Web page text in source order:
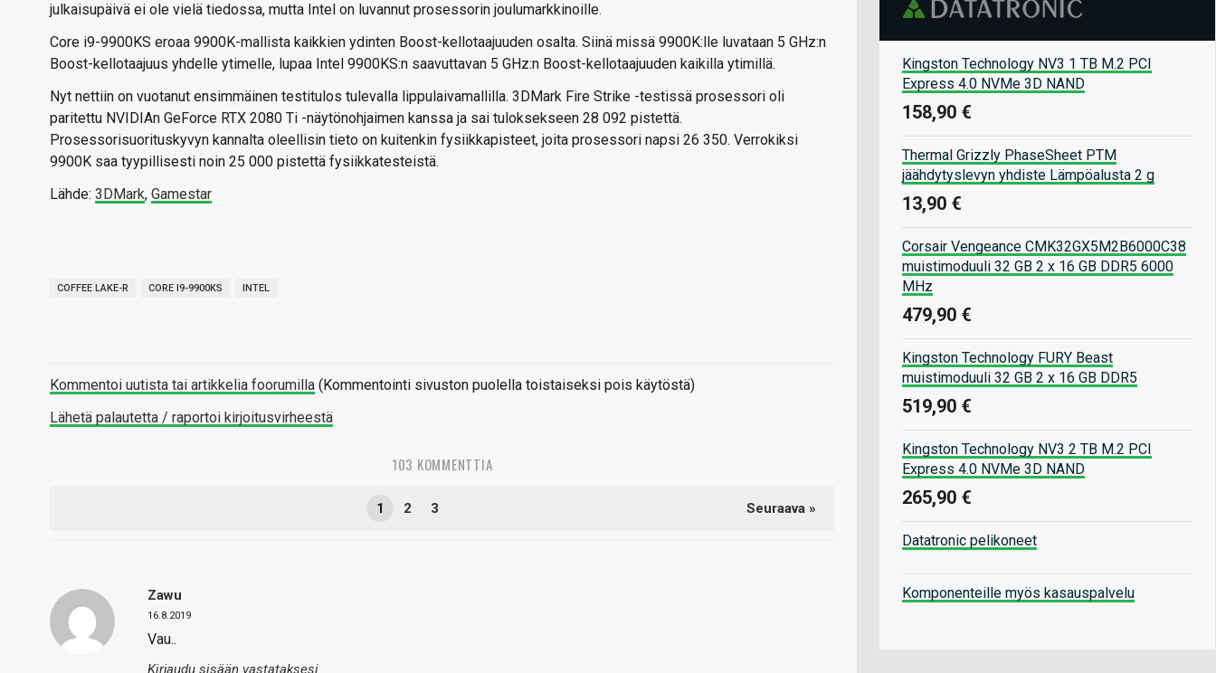
julkaisupäivä ei ole vielä tiedossa, mutta Intel on luvannut prosessorin joulumarkkinoille.
Core i9-9900KS eroaa 9900K-mallista kaikkien ydinten Boost-kellotaajuuden osalta. Siinä missä 9900K:lle luvataan 5 GHz:n
Boost-kellotaajuus yhdelle ytimelle, lupaa Intel 9900KS:n saavuttavan 5 GHz:n Boost-kellotaajuuden kaikilla ytimillä.
Nyt nettiin on vuotanut ensimmäinen testitulos tulevalla lippulaivamallilla. 3DMark Fire Strike -testissä prosessori oli
paritettu NVIDIAn GeForce RTX 2080 Ti -näytönohjaimen kanssa ja sai tuloksekseen 28 092 pistettä.
Prosessorisuorituskyvyn kannalta oleellisin tieto on kuitenkin fysiikkapisteet, joita prosessori napsi 26 350. Verrokiksi
9900K saa tyypillisesti noin 25 000 pistettä fysiikkatesteistä.
Lähde: 3DMark, Gamestar
COFFEE LAKE-R CORE I9-9900KS INTEL
Kommentoi uutista tai artikkelia foorumilla (Kommentointi sivuston puolella toistaiseksi pois käytöstä)
Lähetä palautetta / raportoi kirjoitusvirheestä
103 KOMMENTTIA
1 2 3 Seuraava »
Zawu
16.8.2019
Vau..
Kirjaudu sisään vastataksesi
Kingston Technology NV3 1 TB M.2 PCI
Express 4.0 NVMe 3D NAND
158,90 €
Thermal Grizzly PhaseSheet PTM
jäähdytyslevyn yhdiste Lämpöalusta 2 g
13,90 €
Corsair Vengeance CMK32GX5M2B6000C38
muistimoduuli 32 GB 2 x 16 GB DDR5 6000
MHz
479,90 €
Kingston Technology FURY Beast
muistimoduuli 32 GB 2 x 16 GB DDR5
519,90 €
Kingston Technology NV3 2 TB M.2 PCI
Express 4.0 NVMe 3D NAND
265,90 €
Datatronic pelikoneet
Komponenteille myös kasauspalvelu